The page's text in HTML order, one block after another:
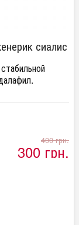
сиалис
400 грн.
300 грн.